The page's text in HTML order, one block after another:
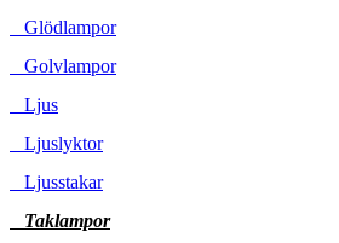
Glödlampor
Golvlampor
Ljus
Ljuslyktor
Ljusstakar
Taklampor